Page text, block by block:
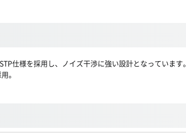
仕様を採用し、ノイズ干渉に強い設計となっていま
。